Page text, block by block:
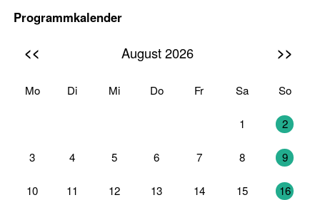
Programmkalender
<< August 2026 >>
Mo Di Mi Do Fr Sa So
1 2
3 4 5 6 7 8 9
10 11 12 13 14 15 16